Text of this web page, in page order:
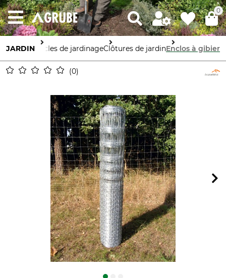
0
JARDINArticles de jardinageClôtures de jardinEnclos à gibier
0